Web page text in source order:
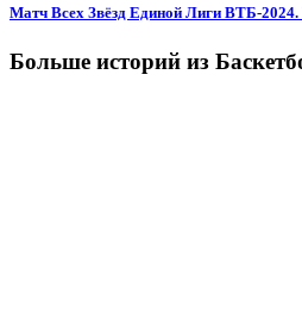
Матч Всех Звёзд Единой Лиги ВТБ-2024.
Больше историй из